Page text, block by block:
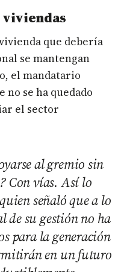
viviendas
que debería
se mantengan
el mandatario
no se ha quedado
el sector
al gremio sin
Con vías. Así lo
señaló que a lo
de su gestión no ha
para la generación
en un futuro